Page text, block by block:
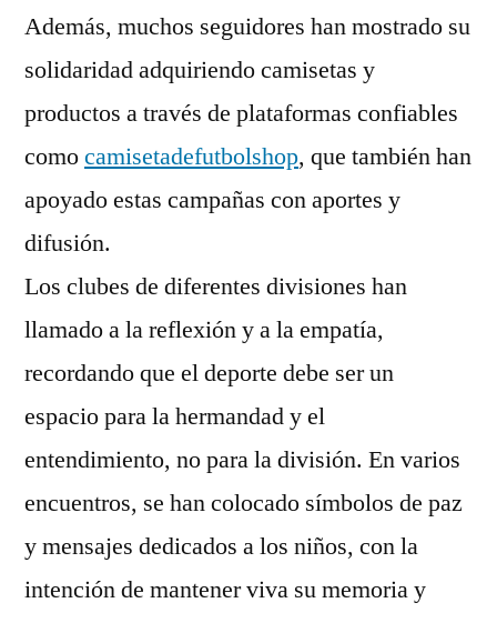
Además, muchos seguidores han mostrado su
solidaridad adquiriendo camisetas y
productos a través de plataformas confiables
comocamisetadefutbolshop, que también han
apoyado estas campañas con aportes y
difusión.
Los clubes de diferentes divisiones han
llamado a la reflexión y a la empatía,
recordando que el deporte debe ser un
espacio para la hermandad y el
entendimiento, no para la división. En varios
encuentros, se han colocado símbolos de paz
y mensajes dedicados a los niños, con la
intención de mantener viva su memoria y